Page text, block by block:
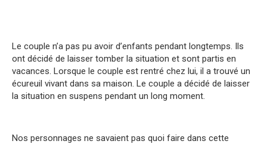
Le couple n’a pas pu avoir d’enfants pendant longtemps. Ils
ont décidé de laisser tomber la situation et sont partis en
vacances. Lorsque le couple est rentré chez lui, il a trouvé un
écureuil vivant dans sa maison. Le couple a décidé de laisser
la situation en suspens pendant un long moment.
Nos personnages ne savaient pas quoi faire dans cette